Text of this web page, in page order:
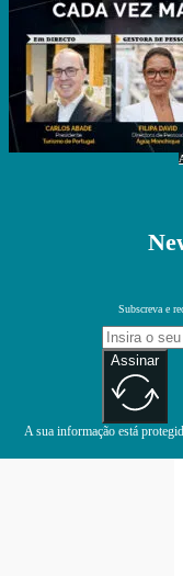
Subscreva e
Assinar
A sua informação está